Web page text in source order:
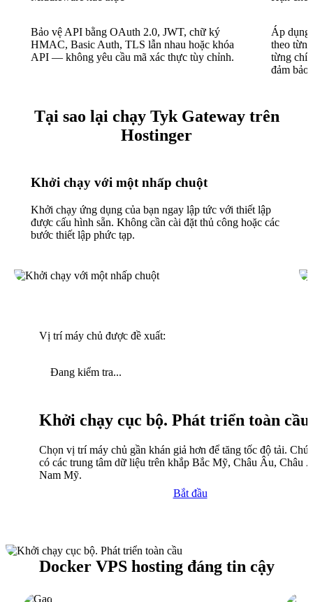
Bảo vệ API bằng OAuth 2.0, JWT, chữ ký
HMAC, Basic Auth, TLS lẫn nhau hoặc khóa
API — không yêu cầu mã xác thực tùy chỉnh.
Áp dụng
theo
từng
đảm bảo
Tại sao lại chạy Tyk Gateway trên
Hostinger
Khởi chạy với một nhấp chuột
Khởi chạy ứng dụng của bạn ngay lập tức với thiết lập
được cấu hình sẵn. Không cần cài đặt thủ công hoặc các
bước thiết lập phức tạp.
Vị trí máy chủ được đề xuất:
Đang kiểm tra...
Khởi chạy cục bộ. Phát triển toàn cầu
Chọn vị trí máy chủ gần khán giả hơn để tăng tốc độ tải.
có các trung tâm dữ liệu trên khắp Bắc Mỹ, Châu Âu, Châu
Nam Mỹ.
Bắt đầu
Docker VPS hosting đáng tin cậy